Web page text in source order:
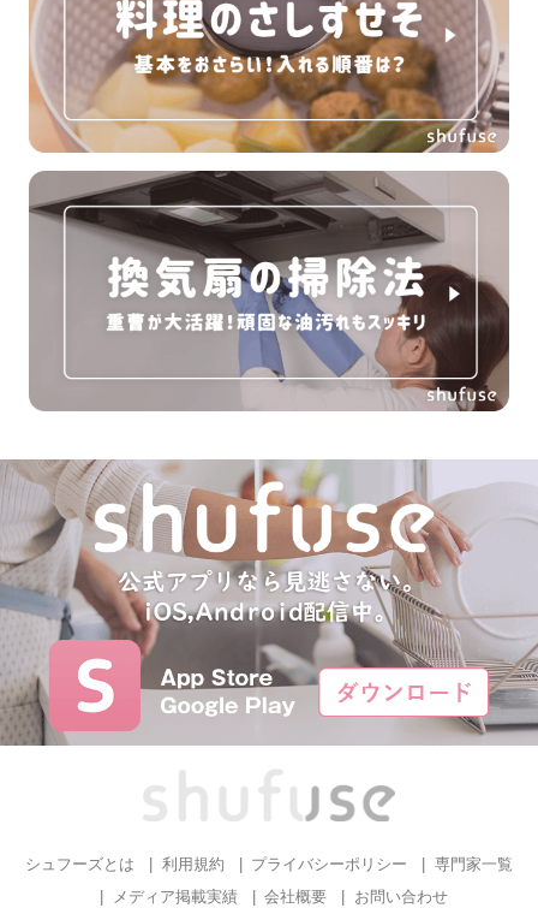
シュフーズとは 利用規約 プライバシーポリシー
専門家一覧
メディア掲載実績
会社概要 お問い合わせ